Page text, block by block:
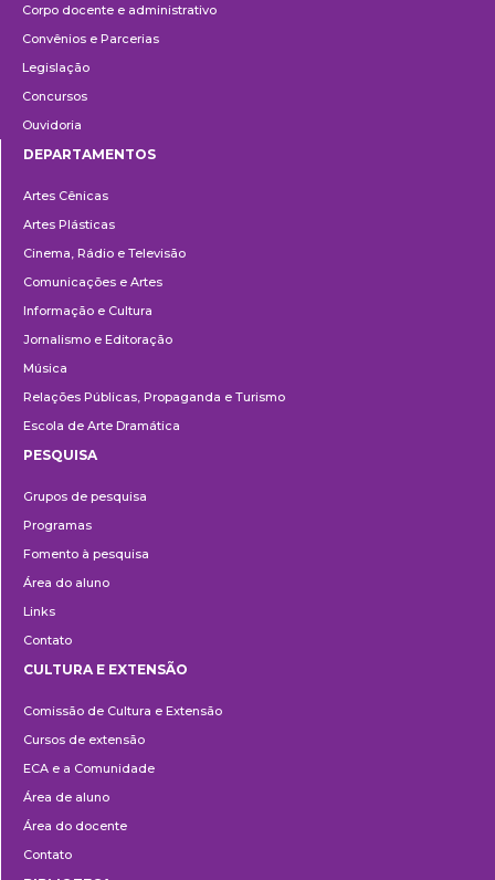
Corpo docente e administrativo
Convênios e Parcerias
Legislação
Concursos
Ouvidoria
DEPARTAMENTOS
Artes Cênicas
Artes Plásticas
Cinema, Rádio e Televisão
Comunicações e Artes
Informação e Cultura
Jornalismo e Editoração
Música
Relações Públicas, Propaganda e Turismo
Escola de Arte Dramática
PESQUISA
Grupos de pesquisa
Programas
Fomento à pesquisa
Área do aluno
Links
Contato
e
Extensão
CULTURA E EXTENSÃO
Comissão de Cultura e Extensão
Cursos de extensão
ECA e a Comunidade
Área de aluno
Área do docente
Contato